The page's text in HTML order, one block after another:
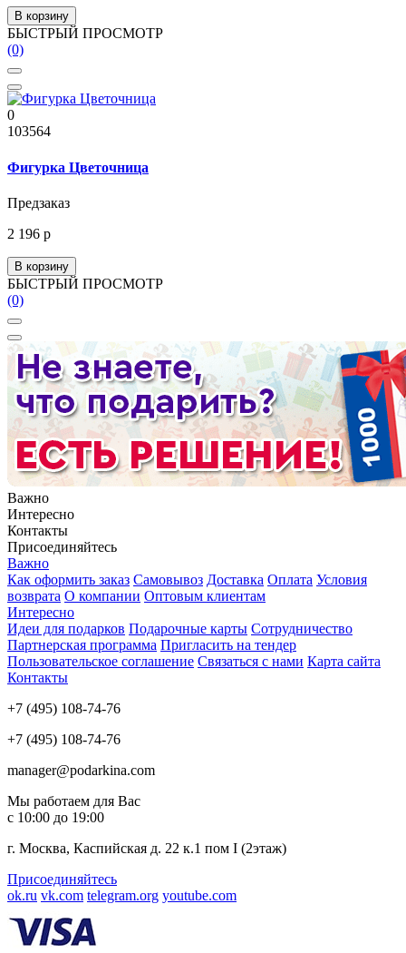
В корзину
БЫСТРЫЙ ПРОСМОТР
(0)
0
103564
Фигурка Цветочница
Предзаказ
2 196 р
В корзину
БЫСТРЫЙ ПРОСМОТР
(0)
Важно
Интересно
Контакты
Присоединяйтесь
Важно
Как оформить заказ Самовывоз Доставка Оплата Условия
возврата О компании Оптовым клиентам
Интересно
Идеи для подарков Подарочные карты Сотрудничество
Партнерская программа Пригласить на тендер
Пользовательское соглашение Связаться с нами Карта сайта
Контакты
+7 (495) 108-74-76
+7 (495) 108-74-76
manager@podarkina.com
Мы работаем для Вас
с 10:00 до 19:00
г. Москва, Каспийская д. 22 к.1 пом I (2этаж)
Присоединяйтесь
ok.ru vk.com telegram.org youtube.com